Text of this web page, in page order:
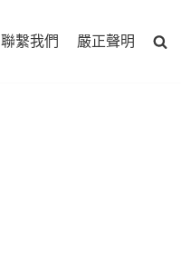
聯繫我們 嚴正聲明